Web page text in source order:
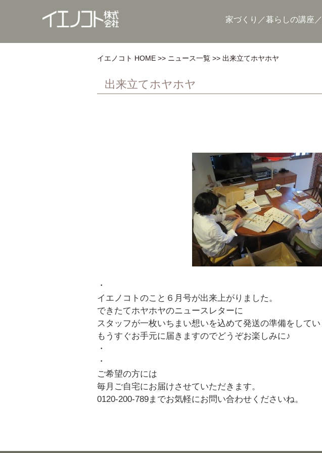
家づくり 暮らしの講座
イエノコト HOME ニュース一覧 出来立てホヤホヤ
出来立てホヤホヤ
・
イエノコトのこと６月号が出来上がりました。
できたてホヤホヤのニュースレターに
スタッフが一枚いちまい想いを込めて発送の準備をしてい
もうすぐお手元に届きますのでどうぞお楽しみに♪
・
・
ご希望の方には
毎月ご自宅にお届けさせていただきます。
0120-200-789までお気軽にお問い合わせくださいね。